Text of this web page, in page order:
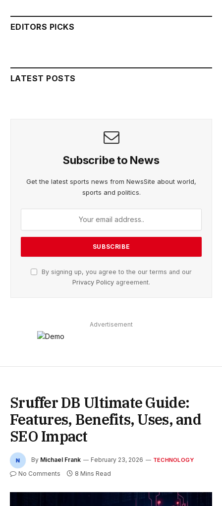
EDITORS PICKS
LATEST POSTS
Subscribe to News
Get the latest sports news from NewsSite about world,
sports and politics.
By signing up, you agree to the our terms and our
Privacy Policy agreement.
Advertisement
Sruffer DB Ultimate Guide:
Features, Benefits, Uses, and
SEO Impact
By Michael Frank February 23, 2026 TECHNOLOGY
No Comments 8 Mins Read